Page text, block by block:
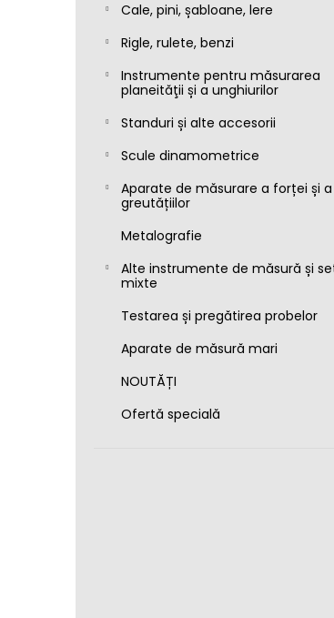
Cale, pini, șabloane, lere
Rigle, rulete, benzi
Instrumente pentru măsurarea
planeităţii și a unghiurilor
Standuri și alte accesorii
Scule dinamometrice
Aparate de măsurare a forței și a
greutățiilor
Metalografie
Alte instrumente de măsură și
mixte
Testarea și pregătirea probelor
Aparate de măsură mari
NOUTĂȚI
Ofertă specială